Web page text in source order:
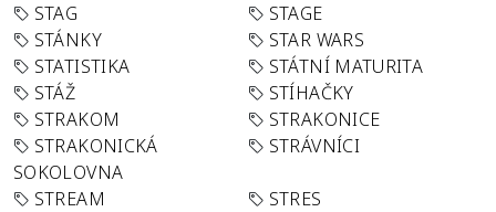
STAG
STAGE
STÁNKY
STAR WARS
STATISTIKA
STÁTNÍ MATURITA
STÁŽ
STÍHAČKY
STRAKOM
STRAKONICE
STRAKONICKÁ
SOKOLOVNA
STRÁVNÍCI
STREAM
STRES